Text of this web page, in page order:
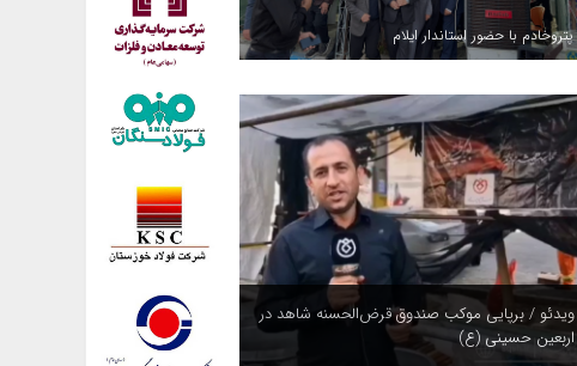
پتروخادم با حضور استاندار ایلام
ویدئو / برپایی موکب صندوق قرض‌الحسنه شاهد در
اربعین حسینی (ع)